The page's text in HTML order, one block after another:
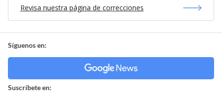
Revisa nuestra página de correcciones
Síguenos en:
Suscríbete en: